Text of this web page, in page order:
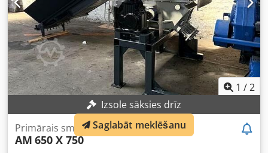
1 /2
Izsole sāksies drīz
Primārais smalcinātājs
AM 650 X 750
Saglabāt meklēšanu